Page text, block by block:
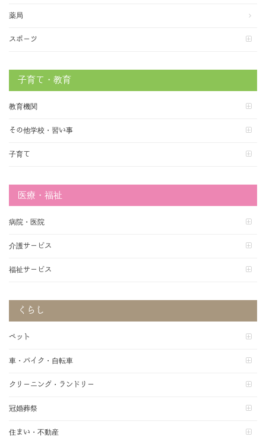
薬局
スポーツ
子育て・教育
教育機関
その他学校・習い事
子育て
医療・福祉
病院・医院
介護サービス
福祉サービス
くらし
ペット
車・バイク・自転車
クリーニング・ランドリー
冠婚葬祭
住まい・不動産